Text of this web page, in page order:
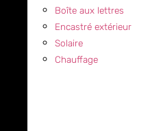
Boîte aux lettres
Encastré extérieur
Solaire
Chauffage